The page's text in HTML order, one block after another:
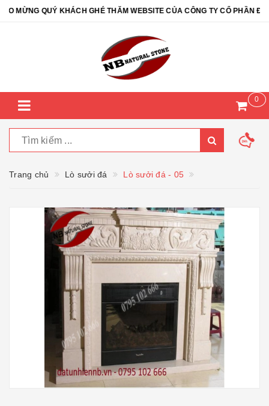
MỪNG QUÝ KHÁCH GHÉ THĂM WEBSITE CỦA CÔNG TY CỔ PHẦN ĐÁ
0
Trang chủ Lò sưởi đá Lò sưởi đá - 05